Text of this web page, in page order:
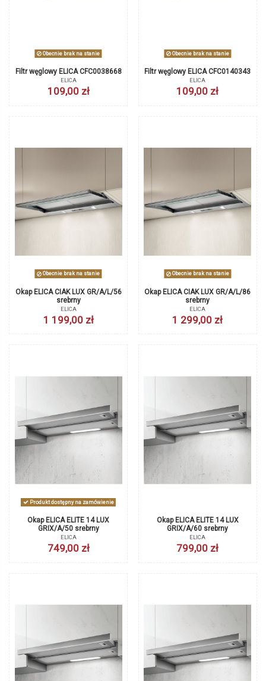
Obecnie brak na stanie
Filtr węglowy ELICA CFC0038668
ELICA
109,00 zł
Obecnie brak na stanie
Filtr węglowy ELICA CFC0140343
ELICA
109,00 zł
Obecnie brak na stanie
Okap ELICA CIAK LUX GR/A/L/56
srebrny
ELICA
1 199,00 zł
Obecnie brak na stanie
Okap ELICA CIAK LUX GR/A/L/86
srebrny
ELICA
1 299,00 zł
Produkt dostępny na zamówienie
Okap ELICA ELITE 14 LUX
GRIX/A/50 srebrny
ELICA
749,00 zł
Okap ELICA ELITE 14 LUX
GRIX/A/60 srebrny
ELICA
799,00 zł